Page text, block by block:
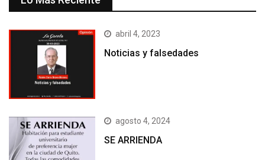
abril 4, 2023
Noticias y falsedades
agosto 4, 2024
SE ARRIENDA